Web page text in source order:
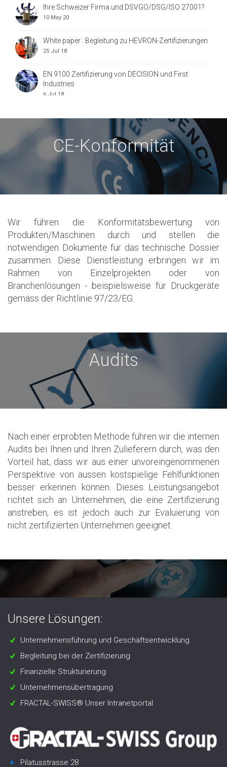
Ihre Schweizer Firma und DSVGO/DSG/ISO 27001?
10 May 20
White paper : Begleitung zu HEVRON-Zertifizierungen
25 Jul 18
EN 9100 Zertifizierung von DECISION und First
Industries
6 Jul 18
CE-Konformität
Wir führen die Konformitätsbewertung von
Produkten/Maschinen durch und stellen die
notwendigen Dokumente für das technische Dossier
zusammen. Diese Dienstleistung erbringen wir im
Rahmen von Einzelprojekten oder von
Branchenlösungen - beispielsweise für Druckgeräte
gemäss der Richtlinie 97/23/EG.
Audits
Nach einer erprobten Methode führen wir die internen
Audits bei Ihnen und Ihren Zulieferern durch, was den
Vorteil hat, dass wir aus einer unvoreingenommenen
Perspektive von aussen kostspielige Fehlfunktionen
besser erkennen können. Dieses Leistungsangebot
richtet sich an Unternehmen, die eine Zertifizierung
anstreben, es ist jedoch auch zur Evaluierung von
nicht zertifizierten Unternehmen geeignet.
Unsere Lösungen:
Unternehmensführung und Geschäftsentwicklung
Begleitung bei der Zertifizierung
Finanzielle Strukturierung
Unternehmensübertragung
FRACTAL-SWISS® Unser Intranetportal
Pilatusstrasse 28